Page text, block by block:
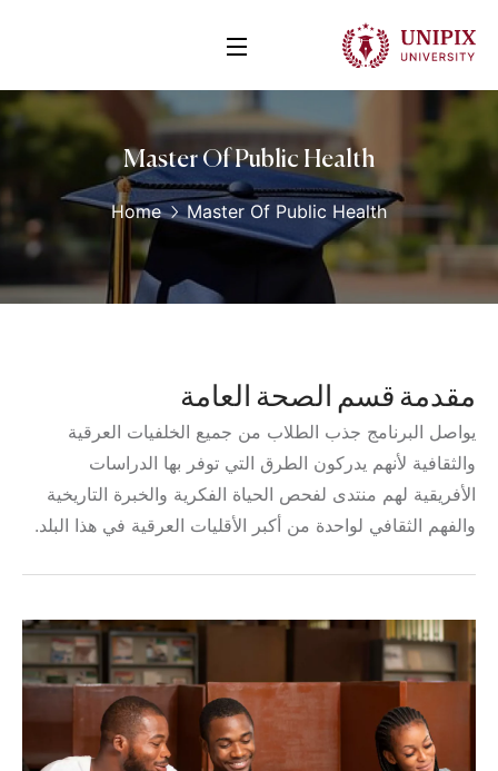
Master Of Public Health
Home Master Of Public Health
مقدمة قسم الصحة العامة
يواصل البرنامج جذب الطلاب من جميع الخلفيات العرقية
والثقافية لأنهم يدركون الطرق التي توفر بها الدراسات
الأفريقية لهم منتدى لفحص الحياة الفكرية والخبرة التاريخية
والفهم الثقافي لواحدة من أكبر الأقليات العرقية في هذا البلد.